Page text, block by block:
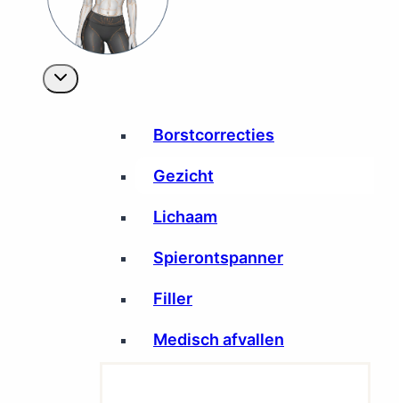
Borstcorrecties
Gezicht
Lichaam
Spierontspanner
Filler
Medisch afvallen